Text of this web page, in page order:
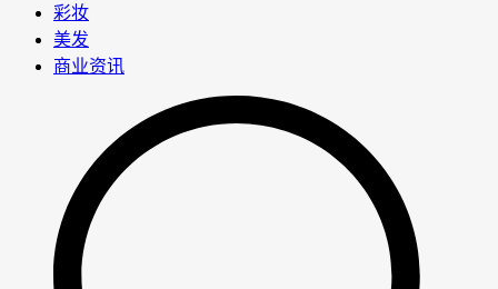
彩妆
美发
商业资讯